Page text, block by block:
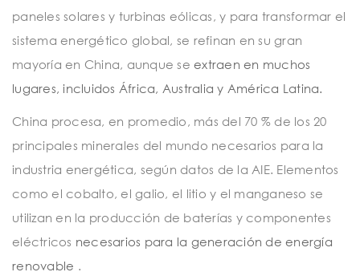
paneles solares y turbinas eólicas, y para transformar el
sistema energético global, se refinan en su gran
mayoría en China, aunque se extraen en muchos
lugares, incluidos África, Australia y América Latina.
China procesa, en promedio, más del 70 % de los 20
principales minerales del mundo necesarios para la
industria energética, según datos de la AIE. Elementos
como el cobalto, el galio, el litio y el manganeso se
utilizan en la producción de baterías y componentes
eléctricos necesarios para la generación de energía
renovable .